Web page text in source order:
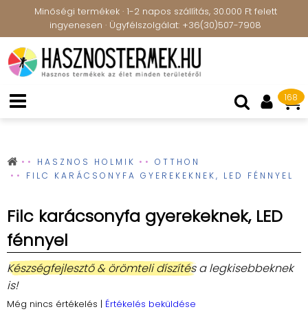
Minőségi termékek · 1-2 napos szállítás, 30.000 Ft felett
ingyenesen · Ügyfélszolgálat: +36(30)507-7908
168
HASZNOS HOLMIK
OTTHON
FILC KARÁCSONYFA GYEREKEKNEK, LED FÉNNYEL
Filc karácsonyfa gyerekeknek, LED
fénnyel
Készségfejlesztő & örömteli díszítésa legkisebbeknek
is!
Még nincs értékelés | Értékelés beküldése